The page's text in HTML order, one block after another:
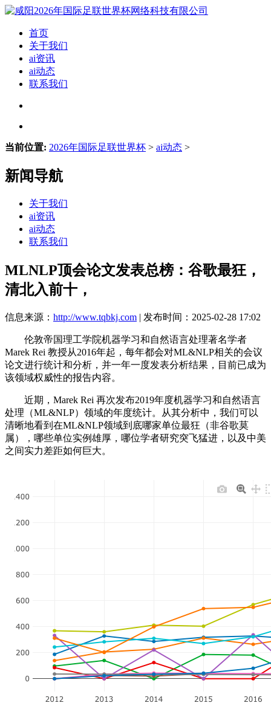
首页
关于我们
ai资讯
ai动态
联系我们
当前位置: 2026年国际足联世界杯 > ai动态 >
新闻导航
关于我们
ai资讯
ai动态
联系我们
MLNLP顶会论文发表总榜：谷歌最狂，
清北入前十，
信息来源： http://www.tqbkj.com | 发布时间：2025-02-28 17:02
伦敦帝国理工学院机器学习和自然语言处理著名学者
Marek Rei 教授从2016年起，每年都会对ML&NLP相关的会议
论文进行统计和分析，并一年一度发表分析结果，目前已成为
该领域权威性的报告内容。
近期，Marek Rei 再次发布2019年度机器学习和自然语言
处理（ML&NLP）领域的年度统计。从其分析中，我们可以
清晰地看到在ML&NLP领域到底哪家单位最狂（非谷歌莫
属），哪些单位实例雄厚，哪位学者研究突飞猛进，以及中美
之间实力差距如何巨大。